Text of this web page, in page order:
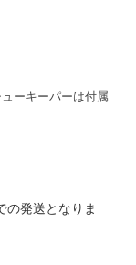
ーキーパーは付属
の発送となりま